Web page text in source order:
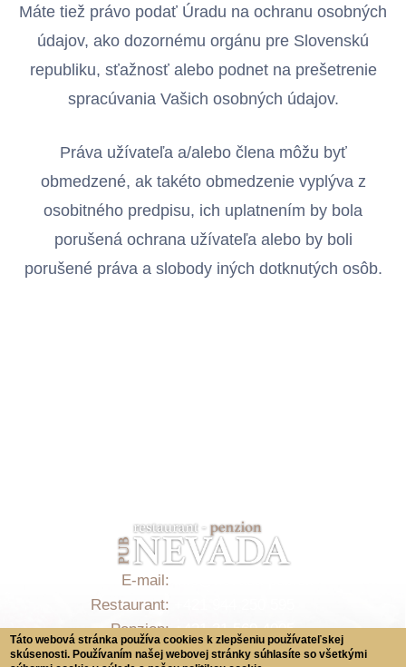
Máte tiež právo podať Úradu na ochranu osobných
údajov, ako dozornému orgánu pre Slovenskú
republiku, sťažnosť alebo podnet na prešetrenie
spracúvania Vašich osobných údajov.
Práva užívateľa a/alebo člena môžu byť
obmedzené, ak takéto obmedzenie vyplýva z
osobitného predpisu, ich uplatnením by bola
porušená ochrana užívateľa alebo by boli
porušené práva a slobody iných dotknutých osôb.
E-mail:
Restaurant:
Penzion: +421 31 569 4005
Používanie cookies,
Táto webová stránka používa cookies k zlepšeniu používateľskej
skúsenosti. Používaním našej webovej stránky súhlasíte so všetkými